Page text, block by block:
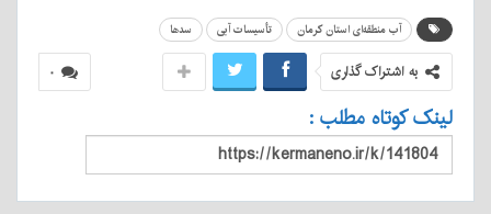
آب منطقه‌ای استان کرمان تأسیسات آبی سدها
۰ به اشتراک گذاری
لینک کوتاه مطلب :